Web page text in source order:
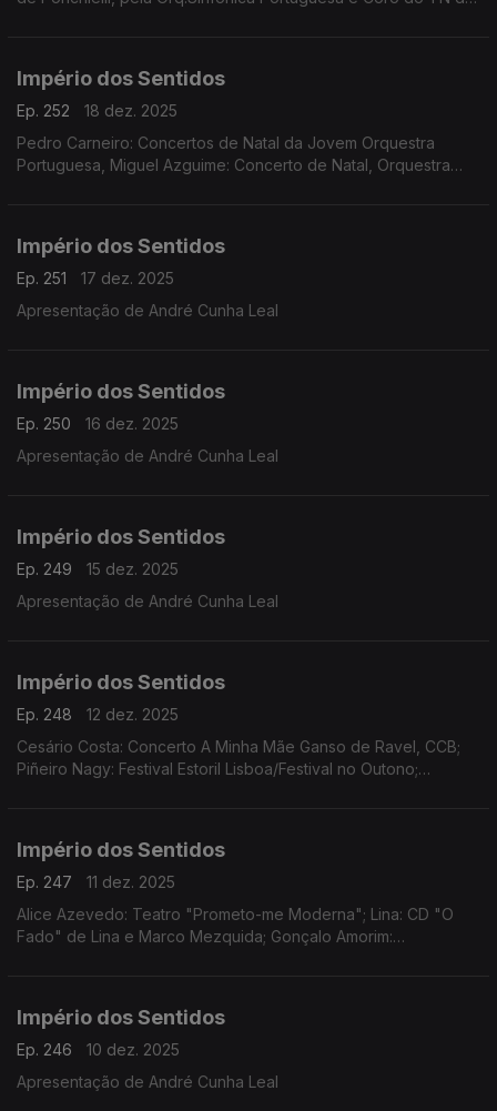
Império dos Sentidos
Ep. 252
18 dez. 2025
Pedro Carneiro: Concertos de Natal da Jovem Orquestra
Portuguesa, Miguel Azguime: Concerto de Natal, Orquestra
Império dos Sentidos
Ep. 251
17 dez. 2025
Apresentação de André Cunha Leal
Império dos Sentidos
Ep. 250
16 dez. 2025
Apresentação de André Cunha Leal
Império dos Sentidos
Ep. 249
15 dez. 2025
Apresentação de André Cunha Leal
Império dos Sentidos
Ep. 248
12 dez. 2025
Cesário Costa: Concerto A Minha Mãe Ganso de Ravel, CCB;
Piñeiro Nagy: Festival Estoril Lisboa/Festival no Outono;
Império dos Sentidos
Ep. 247
11 dez. 2025
Alice Azevedo: Teatro "Prometo-me Moderna"; Lina: CD "O
Fado" de Lina e Marco Mezquida; Gonçalo Amorim:
Império dos Sentidos
Ep. 246
10 dez. 2025
Apresentação de André Cunha Leal